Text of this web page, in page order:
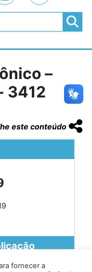
–
3412
este conteúdo
fornecer a